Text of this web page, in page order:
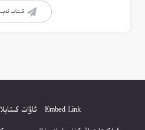
كىتاب
Embed Link ئاۋات